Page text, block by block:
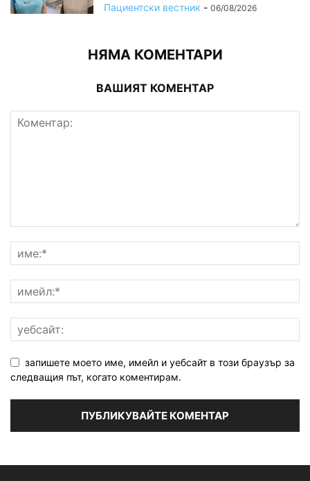
Пациентски вестник - 06/08/2026
НЯМА КОМЕНТАРИ
ВАШИЯТ КОМЕНТАР
запишете моето име, имейл и уебсайт в този браузър за
следващия път, когато коментирам.